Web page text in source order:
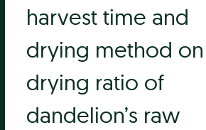
harvest time and
drying method
drying ratio of
dandelion’s raw